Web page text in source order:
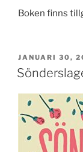
Boken finns
PUBLICERAT
JANUARI 30,